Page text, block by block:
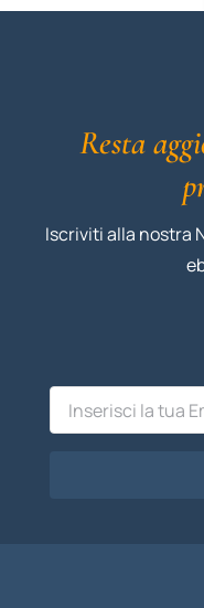
Resta
Iscriviti alla nostra